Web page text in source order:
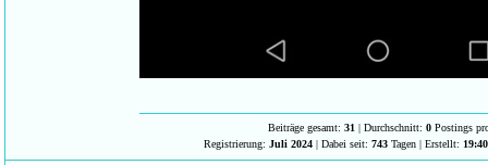
Beiträge gesamt: 31 | Durchschnitt: 0Postings
Registrierung: Juli 2024 | Dabei seit: 743 Tagen | Erstellt: